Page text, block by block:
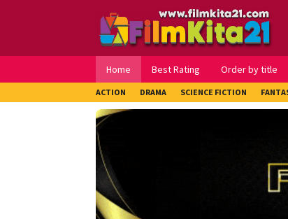
Home Best Rating Order by title
ACTION DRAMA SCIENCE FICTION